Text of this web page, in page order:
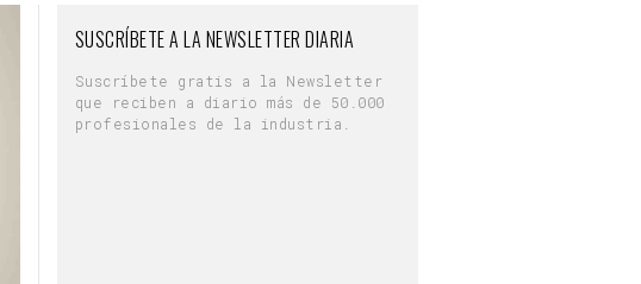
SUSCRÍBETE A LA NEWSLETTER DIARIA
Suscríbete gratis a la Newsletter
que reciben a diario más de 50.000
profesionales de la industria.